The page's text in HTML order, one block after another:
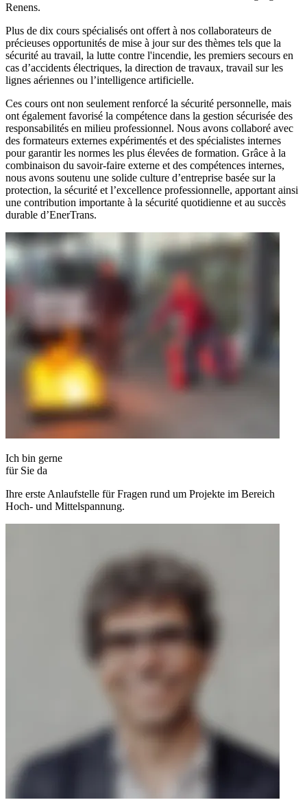
Renens.
Plus de dix cours spécialisés ont offert à nos collaborateurs de
précieuses opportunités de mise à jour sur des thèmes tels que la
sécurité au travail, la lutte contre l'incendie, les premiers secours en
cas d’accidents électriques, la direction de travaux, travail sur les
lignes aériennes ou l’intelligence artificielle.
Ces cours ont non seulement renforcé la sécurité personnelle, mais
ont également favorisé la compétence dans la gestion sécurisée des
responsabilités en milieu professionnel. Nous avons collaboré avec
des formateurs externes expérimentés et des spécialistes internes
pour garantir les normes les plus élevées de formation. Grâce à la
combinaison du savoir-faire externe et des compétences internes,
nous avons soutenu une solide culture d’entreprise basée sur la
protection, la sécurité et l’excellence professionnelle, apportant ainsi
une contribution importante à la sécurité quotidienne et au succès
durable d’EnerTrans.
Ich bin gerne
für Sie da
Ihre erste Anlaufstelle für Fragen rund um Projekte im Bereich
Hoch- und Mittelspannung.